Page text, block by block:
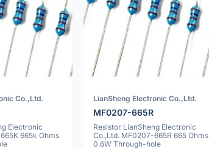
Co.,Ltd.
Electronic
665k Ohms
LianSheng Electronic Co.,Ltd.
MF0207-665R
Resistor LianSheng Electronic
Co.,Ltd. MF0207-665R 665 Ohms
0.6W Through-hole